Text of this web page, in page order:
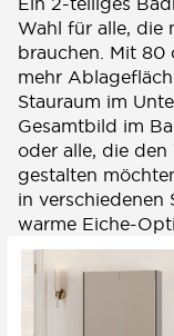
Wahl für alle, die
brauchen. Mit 80
mehr
Stauraum im
Gesamtbild im
oder alle, die
gestalten
in verschiedenen
warme Eiche-